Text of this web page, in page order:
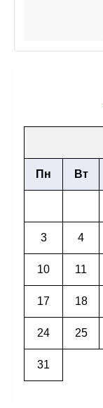
Пн Вт
3 4
10 11
17 18
24 25
31